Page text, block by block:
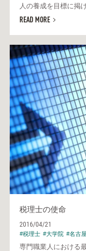
人の養成を目標に掲
READ MORE
税理士の使命
2016/04/21
#税理士 #大学院 #名古
専門職業人における